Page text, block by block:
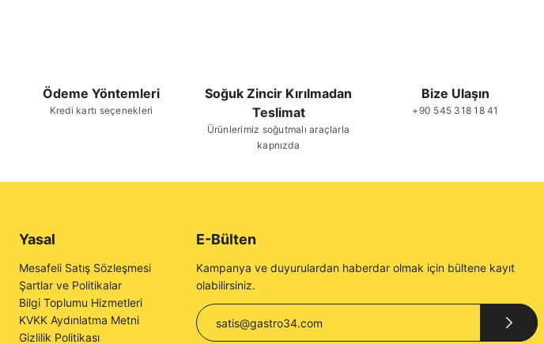
Ödeme Yöntemleri
Kredi kartı seçenekleri
Soğuk Zincir Kırılmadan
Teslimat
Ürünlerimiz soğutmalı araçlarla
kapnızda
Bize Ulaşın
+90 545 318 18 41
Yasal
Mesafeli Satış Sözleşmesi
Şartlar ve Politikalar
Bilgi Toplumu Hizmetleri
KVKK Aydınlatma Metni
Gizlilik Politikası
E-Bülten
Kampanya ve duyurulardan haberdar olmak için bültene kayıt
olabilirsiniz.